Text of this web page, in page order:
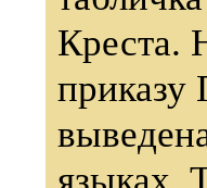
Креста.
приказу
языках.